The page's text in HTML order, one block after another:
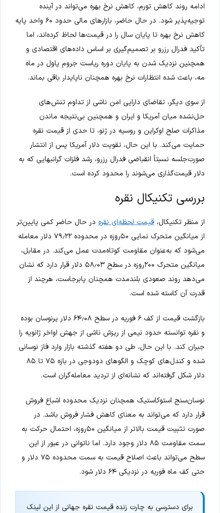
ادامه روند کاهش تورم، کاهش نرخ بهره می‌تواند در آینده
توجیه‌پذیر شود. در حال حاضر، بازارهای مالی حدود ۶۰ واحد پایه
کاهش نرخ بهره تا پایان سال را در قیمت‌ها لحاظ کرده‌اند، اما
تأکید فدرال رزرو بر تصمیم‌گیری بر اساس داده‌های اقتصادی و
همچنین نزدیک شدن به پایان دوره ریاست جروم پاول در ماه
مه، باعث شده انتظارات نرخ بهره همچنان ناپایدار باقی بماند.
از سوی دیگر، تقاضای دارایی امن ناشی از تداوم تنش‌های
حل‌نشده میان آمریکا و ایران و همچنین بی‌نتیجه ماندن
مذاکرات صلح اوکراین و روسیه در ژنو، تا حدی از قیمت نقره
حمایت می‌کند. با این حال، تقویت دلار آمریکا پس از انتشار
صورت‌جلسه نسبتاً انقباضی فدرال رزرو، رشد فلزات گرانبهایی که به
دلار قیمت‌گذاری می‌شوند را محدود کرده است.
بررسی تکنیکال نقره
از منظر تکنیکال، قیمت لحظه‌ای نقره در حال حاضر کمی پایین‌تر
از میانگین متحرک نمایی ۵۰روزه در محدوده ۷۹٫۲۲ دلار معامله
می‌شود که به‌عنوان مقاومت کوتاه‌مدت عمل می‌کند. در مقابل،
میانگین متحرک ۲۰۰روزه در سطح ۵۸٫۰۳ دلار قرار دارد که نشان
می‌دهد روند صعودی بلندمدت همچنان پابرجاست، هرچند از
قدرت آن کاسته شده است.
بازگشت قیمت از کف ۶ فوریه در سطح ۶۴٫۰۸ دلار پرنوسان بوده
و نقره توانسته حدود نیمی از ریزش ناشی از جهش اواخر ژانویه را
جبران کند. با این حال، طی دو هفته گذشته بازار وارد فاز نوسانی
شده و کندل‌های کوچک و الگوهای دودوجی در بازه ۷۵ تا ۸۵
دلار شکل گرفته‌اند که نشانه‌ای از تردید معامله‌گران است.
نوسان‌سنج استوکاستیک همچنان نزدیک محدوده اشباع فروش
قرار دارد که می‌تواند به معنای کاهش فشار فروش باشد. در
صورت تثبیت قیمت بالاتر از میانگین ۵۰روزه، احتمال حرکت به
سمت مقاومت ۸۵ دلار وجود دارد. اما ناتوانی در عبور از این
سطح می‌تواند باعث اصلاح قیمت به سمت محدوده ۷۵ دلار و
حتی کف ماه فوریه در نزدیکی ۶۴ دلار شود.
برای دسترسی به چارت زنده قیمت نقره جهانی از این لینک